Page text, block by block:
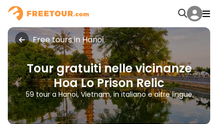
Free tours in Hanoi
Tour gratuiti nelle vicinanze
Hoa Lo Prison Relic
59 tour a Hanoi, Vietnam, in italiano e altre lingue